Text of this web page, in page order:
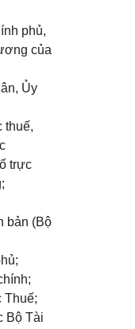
phủ,
của
Ủy
thuế,
trực
bản (Bộ
Thuế;
Bộ Tài